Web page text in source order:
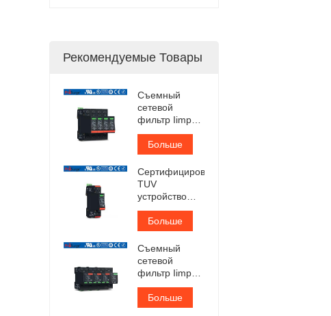
Рекомендуемые Товары
Съемный
сетевой
фильтр Iimp
12,5 кА,
сертифицированный
TUV
Больше
Сертифицированное
TUV
устройство
защиты от
перенапряжения
переменного
тока типа 1+2
Больше
Съемный
сетевой
фильтр Iimp
25 кА,
сертифицированный
TUV
Больше